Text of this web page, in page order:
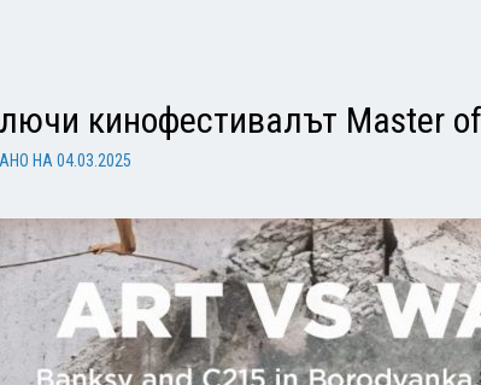
кинофестивалът Master
НА 04.03.2025